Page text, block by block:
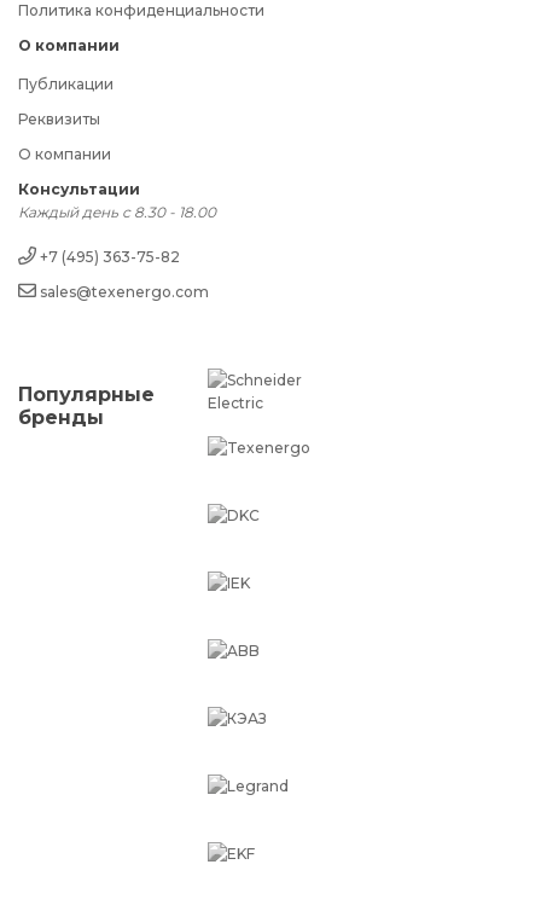
Политика конфиденциальности
О компании
Публикации
Реквизиты
О компании
Консультации
Каждый день с 8.30 - 18.00
+7 (495) 363-75-82
sales@texenergo.com
Популярные
бренды